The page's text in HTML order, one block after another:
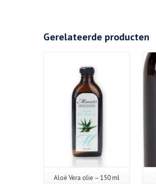
Gerelateerde producten
Aloë Vera olie – 150 ml